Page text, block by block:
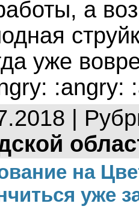
а
уже
:angry:
|
на
уже